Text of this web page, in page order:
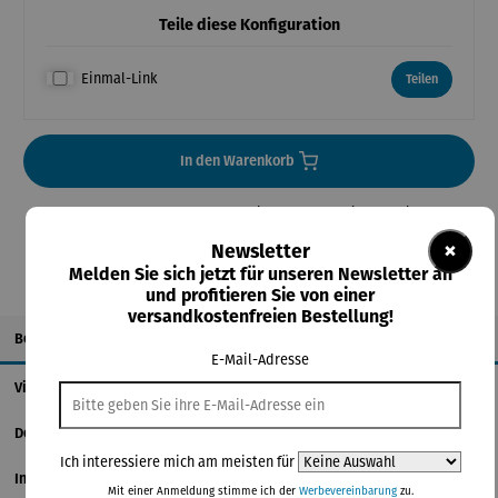
Teile diese Konfiguration
Einmal-Link Teilen
In den Warenkorb
**Aufgrund von Neuberechnungen im Warenkorb sind abweichende
Beschreibung
Videos
Details
Informationen zum Hersteller
×
Newsletter
Melden Sie sich jetzt für unseren Newsletter an
und profitieren Sie von einer
versandkostenfreien Bestellung!
E-Mail-Adresse
Ich interessiere mich am meisten für
Mit einer Anmeldung stimme ich der Werbevereinbarungzu.